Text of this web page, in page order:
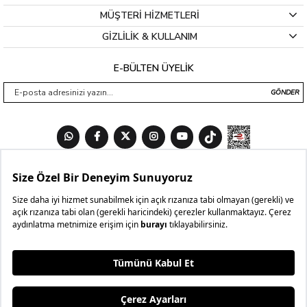
MÜŞTERİ HİZMETLERİ
GİZLİLİK & KULLANIM
E-BÜLTEN ÜYELİK
GÖNDER